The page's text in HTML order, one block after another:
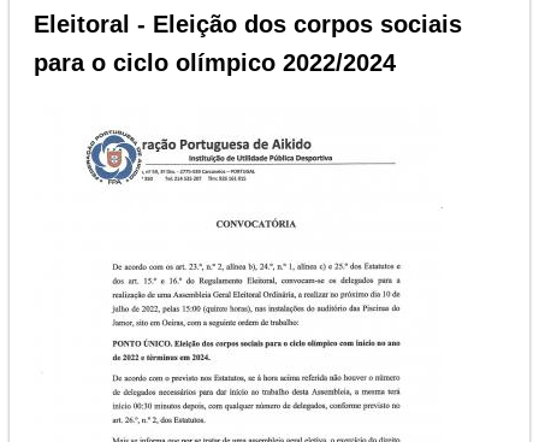
Eleitoral - Eleição dos corpos sociais
para o ciclo olímpico 2022/2024